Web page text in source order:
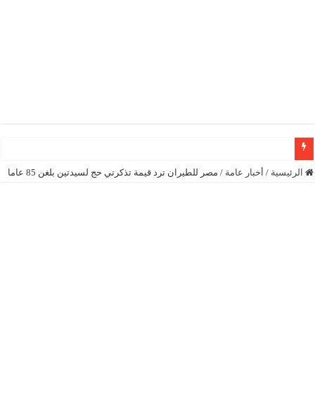
رئيسة المجلس الوطني الكونغولي رونا مكدانيل تدعو إلى التحلي بالصبر حتى
الرئيسية / أخبار عامة / مصر للطيران ترد قيمة تذكرتي حج لسيدتين بلغن 85 عاما